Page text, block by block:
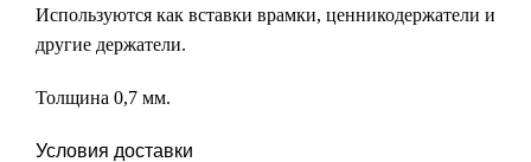
Используются как вставки врамки, ценникодержатели и
другие держатели.
Толщина 0,7 мм.
Условия доставки